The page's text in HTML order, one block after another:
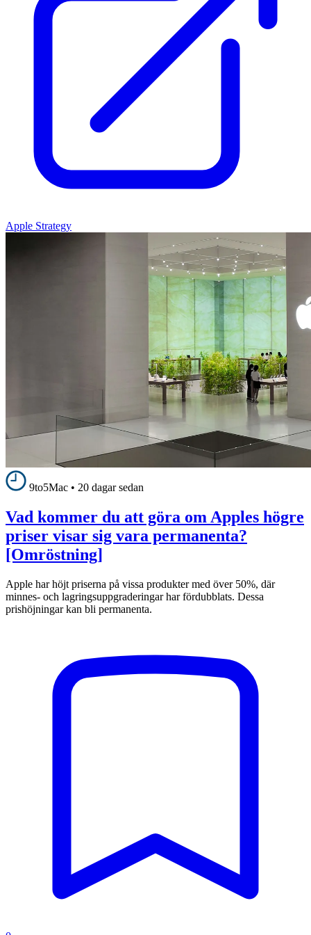
Apple Strategy
9to5Mac • 20 dagar sedan
Vad kommer du att göra om Apples högre
priser visar sig vara permanenta?
[Omröstning]
Apple har höjt priserna på vissa produkter med över 50%, där
minnes- och lagringsuppgraderingar har fördubblats. Dessa
prishöjningar kan bli permanenta.